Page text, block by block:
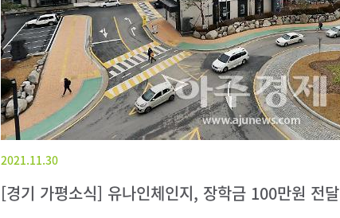
2021.11.30
[경기 가평소식] 유나인체인지, 장학금 100만원 전달